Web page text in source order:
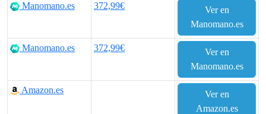
Manomano.es 372,99€
Ver en
Manomano.es
Manomano.es 372,99€
Ver en
Manomano.es
Amazon.es
Ver en
Amazon.es